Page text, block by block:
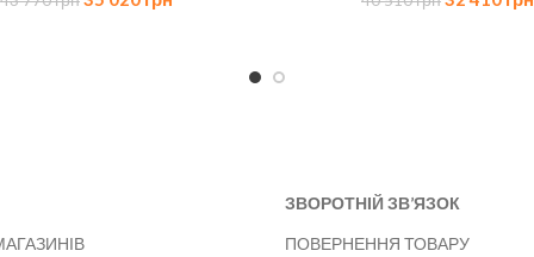
ЗВОРОТНІЙ ЗВ’ЯЗОК
ПОВЕРНЕННЯ ТОВАРУ